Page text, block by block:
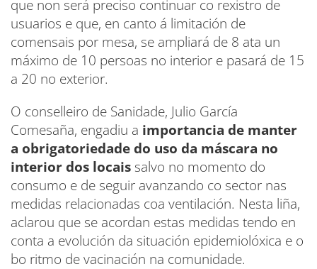
que non será preciso continuar co rexistro de
usuarios e que, en canto á limitación de
comensais por mesa, se ampliará de 8 ata un
máximo de 10 persoas no interior e pasará de 15
a 20 no exterior.
O conselleiro de Sanidade, Julio García
Comesaña, engadiu a importancia de manter
a obrigatoriedade do uso da máscara no
interior dos locais salvo no momento do
consumo e de seguir avanzando co sector nas
medidas relacionadas coa ventilación. Nesta liña,
aclarou que se acordan estas medidas tendo en
conta a evolución da situación epidemiolóxica e o
bo ritmo de vacinación na comunidade.